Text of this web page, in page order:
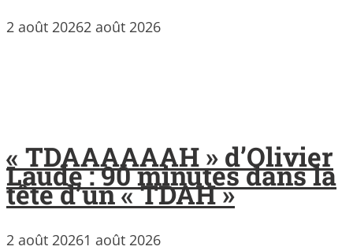
2 août 20262 août 2026
« TDAAAAAAH » d’Olivier
Laude : 90 minutes dans la
tête d’un « TDAH »
2 août 20261 août 2026